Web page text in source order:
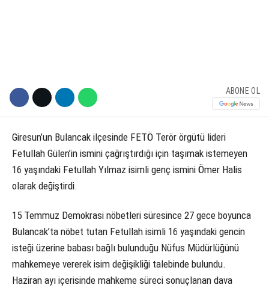
ABONE OL
Giresun’un Bulancak ilçesinde FETÖ Terör örgütü lideri
Fetullah Gülen’in ismini çağrıştırdığı için taşımak istemeyen
16 yaşındaki Fetullah Yılmaz isimli genç ismini Ömer Halis
olarak değiştirdi.
15 Temmuz Demokrasi nöbetleri süresince 27 gece boyunca
Bulancak’ta nöbet tutan Fetullah isimli 16 yaşındaki gencin
isteği üzerine babası bağlı bulunduğu Nüfus Müdürlüğünü
mahkemeye vererek isim değişikliği talebinde bulundu.
Haziran ayı içerisinde mahkeme süreci sonuçlanan dava